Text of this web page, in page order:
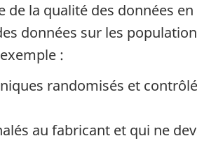
la qualité des données
données sur les
:
randomisés et
au fabricant et qui ne